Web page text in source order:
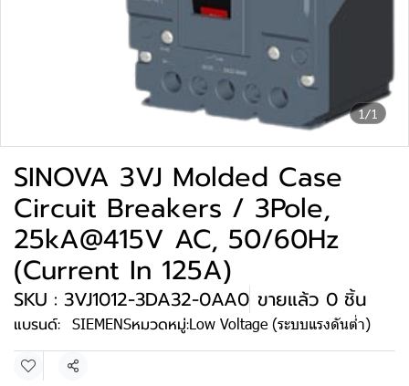
1/1
SINOVA 3VJ Molded Case
Circuit Breakers / 3Pole,
25kA@415V AC, 50/60Hz
(Current In 125A)
SKU : 3VJ1012-3DA32-0AA0 ขายแล้ว 0 ชิ้น
แบรนด์: SIEMENSหมวดหมู่:Low Voltage (ระบบแรงดันต่ำ)
แชร์